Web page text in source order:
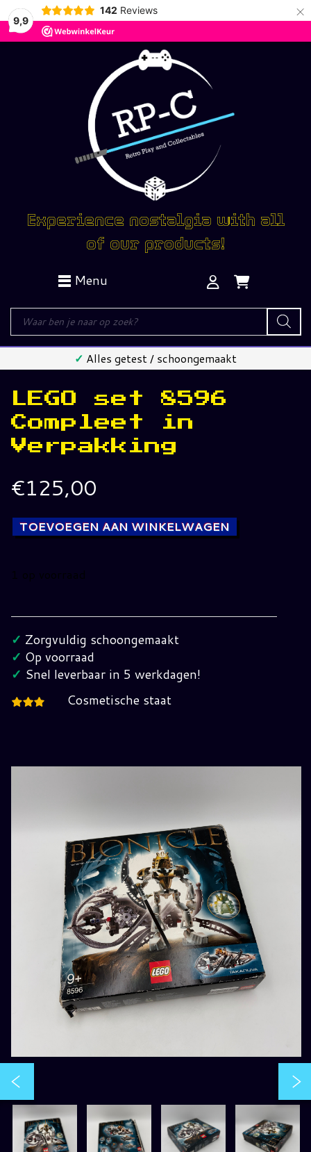
9,9
142 Reviews ×
Experience nostalgia with all
of our products!
Menu
Producten
zoeken
✓ Alles getest / schoongemaakt
LEGO set 8596
Compleet in
Verpakking
€125,00
TOEVOEGEN AAN WINKELWAGEN
1 op voorraad
set
8596
Compleet
in
hoeveelheid
✓ Zorgvuldig schoongemaakt
✓ Op voorraad
✓ Snel leverbaar in 5 werkdagen!
Cosmetische staat